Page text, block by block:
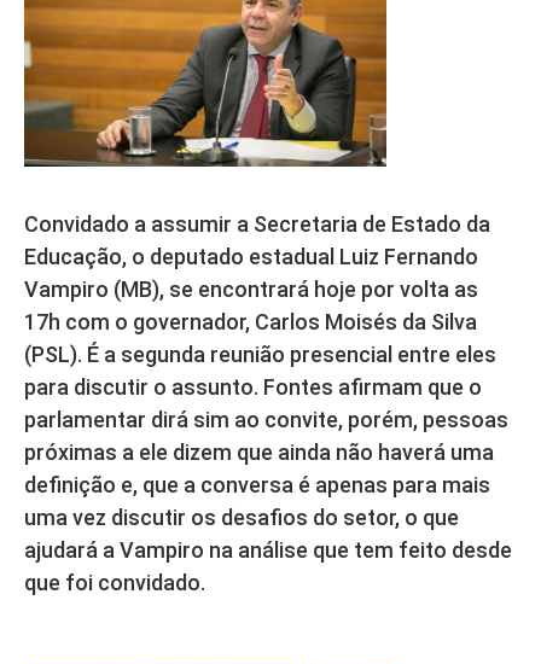
Convidado a assumir a Secretaria de Estado da
Educação, o deputado estadual Luiz Fernando
Vampiro (MB), se encontrará hoje por volta as
17h com o governador, Carlos Moisés da Silva
(PSL). É a segunda reunião presencial entre eles
para discutir o assunto. Fontes afirmam que o
parlamentar dirá sim ao convite, porém, pessoas
próximas a ele dizem que ainda não haverá uma
definição e, que a conversa é apenas para mais
uma vez discutir os desafios do setor, o que
ajudará a Vampiro na análise que tem feito desde
que foi convidado.